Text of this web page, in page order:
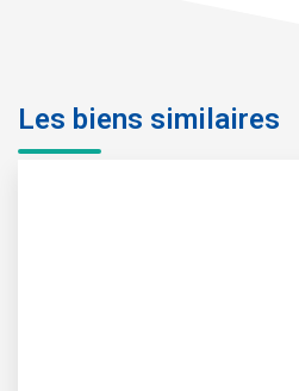
Les biens similaires